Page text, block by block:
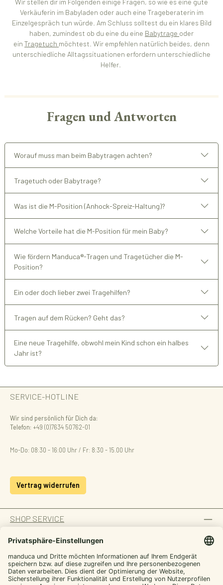
Wir stellen dir im Folgenden einige Fragen, so wie es eine gute
Verkäuferin im Babyladen oder auch eine Trageberaterin im
Einzelgespräch tun würde. Am Schluss solltest du ein klares Bild
haben, zumindest ob du eine du eine Babytrage oder
ein Tragetuch möchtest. Wir empfehlen natürlich beides, denn
unterschiedliche Alltagssituationen erfordern unterschiedliche
Helfer.
Fragen und Antworten
Worauf muss man beim Babytragen achten?
Tragetuch oder Babytrage?
Was ist die M-Position (Anhock-Spreiz-Haltung)?
Welche Vorteile hat die M-Position für mein Baby?
Wie fördern Manduca®-Tragen und Tragetücher die M-
Position?
Ein oder doch lieber zwei Tragehilfen?
Tragen auf dem Rücken? Geht das?
Eine neue Tragehilfe, obwohl mein Kind schon ein halbes
Jahr ist?
SERVICE-HOTLINE
Wir sind persönlich für Dich da:
Telefon: +49 (0)7634 50762-01
Mo-Do: 08:30 - 16:00 Uhr / Fr: 8:30 - 15.00 Uhr
Vertrag widerrufen
SHOP SERVICE
INFORMATION
ZAHLUNGSARTEN
SICHER EINKAUFEN
Von manduca,